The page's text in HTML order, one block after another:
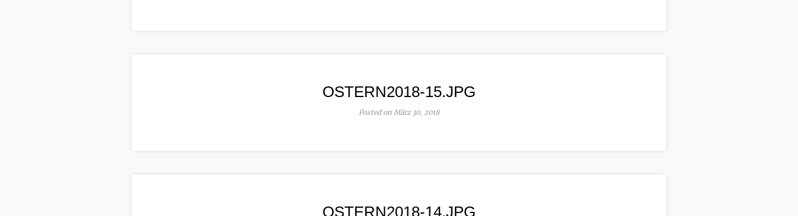
OSTERN2018-15.JPG
Posted on März 30, 2018
OSTERN2018-14.JPG